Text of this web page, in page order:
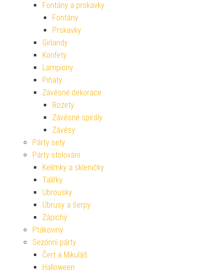
Fontány a prskavky
Fontány
Prskavky
Girlandy
Konfety
Lampiony
Piňaty
Závěsné dekorace
Rozety
Závěsné spirály
Závěsy
Párty sety
Párty stolování
Kelímky a skleničky
Talířky
Ubrousky
Ubrusy a šerpy
Zápichy
Ptákoviny
Sezónní párty
Čert a Mikuláš
Halloween